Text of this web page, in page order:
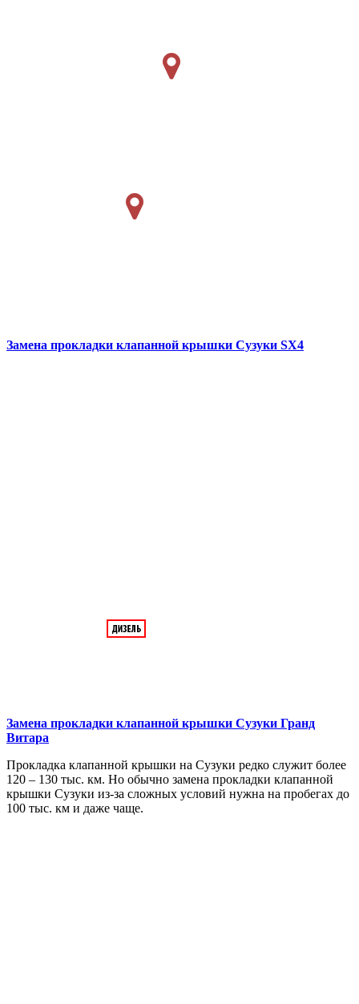
Замена прокладки клапанной крышки Сузуки SX4
Замена прокладки клапанной крышки Сузуки Гранд
Витара
Прокладка клапанной крышки на Сузуки редко служит более
120 – 130 тыс. км. Но обычно замена прокладки клапанной
крышки Сузуки из-за сложных условий нужна на пробегах до
100 тыс. км и даже чаще.